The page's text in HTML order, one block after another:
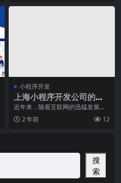
小程序开发
上海小程序开发公司的客
户口碑和满意度
近年来，随着互联网的迅猛发展，
小程序已经成为了各个行业的热门
选择，而对于上海的企
2 年前 12
搜
索